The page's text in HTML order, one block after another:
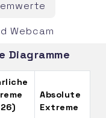
Webcam
Absolute
Extreme